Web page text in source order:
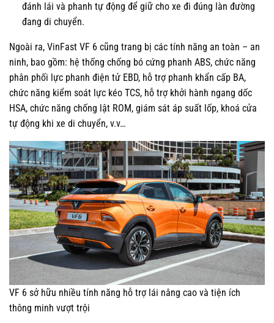
đánh lái và phanh tự động để giữ cho xe đi đúng làn đường
đang di chuyển.
Ngoài ra, VinFast VF 6 cũng trang bị các tính năng an toàn – an
ninh, bao gồm: hệ thống chống bó cứng phanh ABS, chức năng
phân phối lực phanh điện tử EBD, hỗ trợ phanh khẩn cấp BA,
chức năng kiểm soát lực kéo TCS, hỗ trợ khởi hành ngang dốc
HSA, chức năng chống lật ROM, giám sát áp suất lốp, khoá cửa
tự động khi xe di chuyển, v.v…
VF 6 sở hữu nhiều tính năng hỗ trợ lái nâng cao và tiện ích
thông minh vượt trội